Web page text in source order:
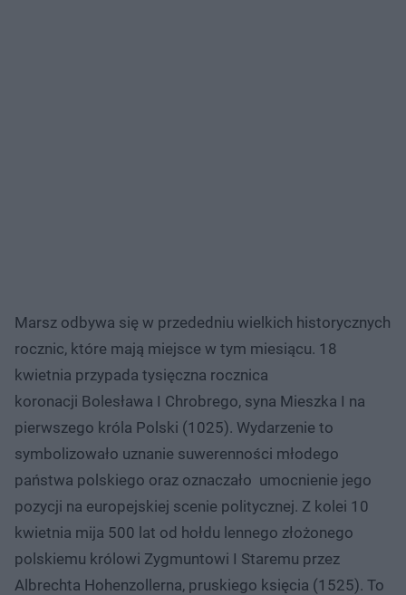
Marsz odbywa się w przededniu wielkich historycznych
rocznic, które mają miejsce w tym miesiącu. 18
kwietnia przypada tysięczna rocznica
koronacji Bolesława I Chrobrego, syna Mieszka I na
pierwszego króla Polski (1025). Wydarzenie to
symbolizowało uznanie suwerenności młodego
państwa polskiego oraz oznaczało umocnienie jego
pozycji na europejskiej scenie politycznej. Z kolei 10
kwietnia mija 500 lat od hołdu lennego złożonego
polskiemu królowi Zygmuntowi I Staremu przez
Albrechta Hohenzollerna, pruskiego księcia (1525). To